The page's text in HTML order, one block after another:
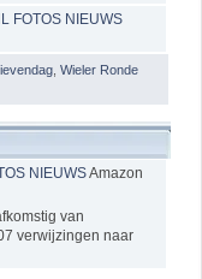
FOTOS NIEUWS
Wieler Ronde
NIEUWSAmazon
van
verwijzingen naar